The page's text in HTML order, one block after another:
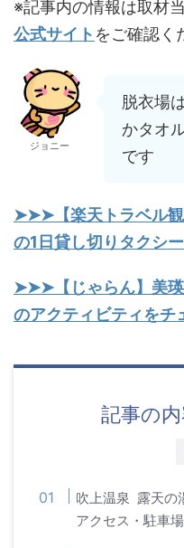
※記事内の情報は取材
公式サイト をご確認く
ジョニー
脱衣場
かタオ
です
➤➤➤【楽天トラベル観
の1日貸し切りタクシ
➤➤➤【じゃらん】美瑛
のアクティビティをチ
記事の
吹上温泉 露天の
アクセス・駐車